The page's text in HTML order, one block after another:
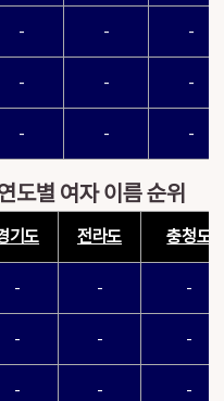
- - -
- - -
- - -
도별 여자 이름 순위
기도 전라도 충청도
- - -
- - -
- - -